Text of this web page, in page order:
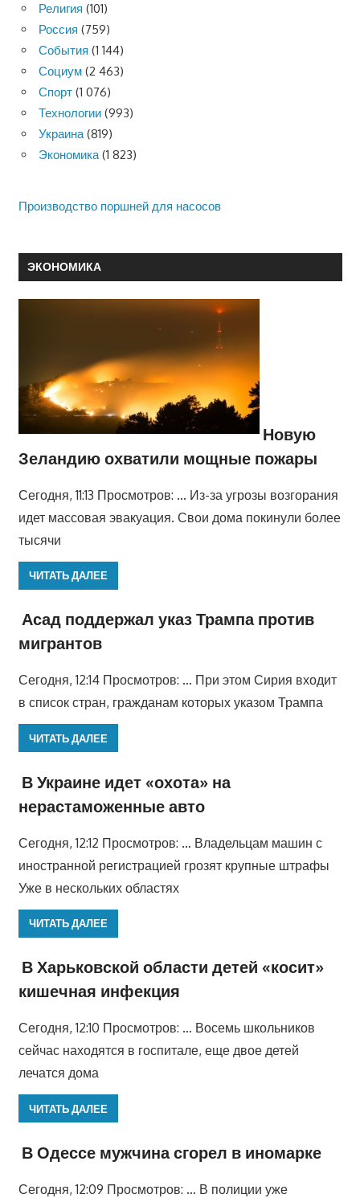
Религия (101)
Россия (759)
События (1 144)
Социум (2 463)
Спорт (1 076)
Технологии (993)
Украина(819)
Экономика(1 823)
Производство поршней для насосов
ЭКОНОМИКА
Новую
Зеландию охватили мощные пожары
Сегодня, 11:13 Просмотров: … Из-за угрозы возгорания
идет массовая эвакуация. Свои дома покинули более
тысячи
ЧИТАТЬ ДАЛЕЕ
Асад поддержал указ Трампа против
мигрантов
Сегодня, 12:14 Просмотров: … При этом Сирия входит
в список стран, гражданам которых указом Трампа
ЧИТАТЬ ДАЛЕЕ
В Украине идет «охота» на
нерастаможенные авто
Сегодня, 12:12 Просмотров: … Владельцам машин с
иностранной регистрацией грозят крупные штрафы
Уже в нескольких областях
ЧИТАТЬ ДАЛЕЕ
В Харьковской области детей «косит»
кишечная инфекция
Сегодня, 12:10 Просмотров: … Восемь школьников
сейчас находятся в госпитале, еще двое детей
лечатся дома
ЧИТАТЬ ДАЛЕЕ
В Одессе мужчина сгорел в иномарке
Сегодня, 12:09 Просмотров: … В полиции уже